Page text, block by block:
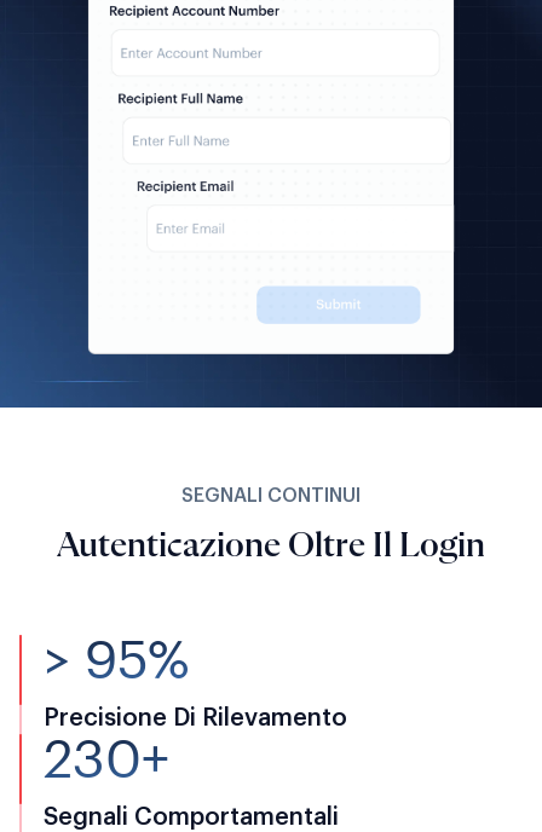
SEGNALI CONTINUI
Autenticazione Oltre Il Login
> 95%
Precisione Di Rilevamento
230+
Segnali Comportamentali